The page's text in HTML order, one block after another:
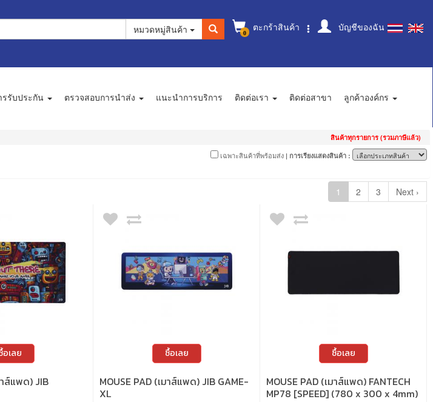
0 ตะกร้าสินค้า บัญชีของฉัน
หมวดหมู่สินค้า
รรับประกัน ตรวจสอบการนำส่ง แนะนำการบริการ ติดต่อเรา ติดต่อสาขา
ลูกค้าองค์กร
สินค้าทุกรายการ (รวมภาษีแล้ว)
เฉพาะสินค้าที่พร้อมส่ง | การเรียงแสดงสินค้า :
1 2 3 Next ›
อเลย
าส์แพด) JIB
ซื้อเลย
MOUSE PAD (เมาส์แพด) JIB GAME-
XL
ซื้อเลย
MOUSE PAD (เมาส์แพด) FANTECH
MP78 [SPEED] (780 x 300 x 4mm)